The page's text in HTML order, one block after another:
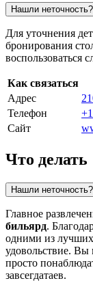
Нашли неточность?
Для уточнения
бронирования
Как связаться
Адрес
Телефон
Сайт
Что делать
Нашли неточность?
Главное
бильярд.
одними из
удовольствие. Вы
просто
завсегдатаев.